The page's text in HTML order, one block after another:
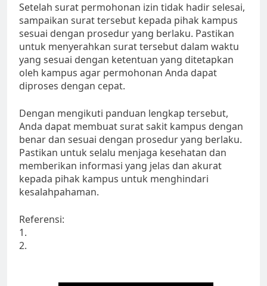
Setelah surat permohonan izin tidak hadir selesai,
sampaikan surat tersebut kepada pihak kampus
sesuai dengan prosedur yang berlaku. Pastikan
untuk menyerahkan surat tersebut dalam waktu
yang sesuai dengan ketentuan yang ditetapkan
oleh kampus agar permohonan Anda dapat
diproses dengan cepat.
Dengan mengikuti panduan lengkap tersebut,
Anda dapat membuat surat sakit kampus dengan
benar dan sesuai dengan prosedur yang berlaku.
Pastikan untuk selalu menjaga kesehatan dan
memberikan informasi yang jelas dan akurat
kepada pihak kampus untuk menghindari
kesalahpahaman.
Referensi:
1.
2.